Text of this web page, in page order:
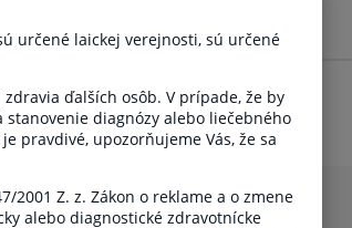
určené laickej verejnosti, sú určené
ďalších osôb. V prípade, že by
diagnózy alebo liečebného
pravdivé, upozorňujeme Vás, že sa
2001 Z. z. Zákon o reklame a o zmene
alebo diagnostické zdravotnícke